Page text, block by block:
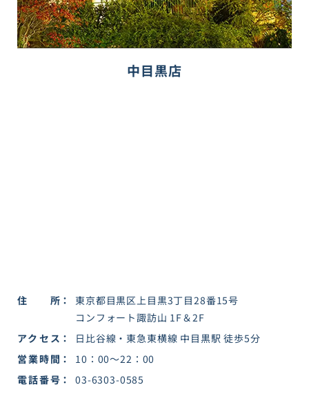
中目黒店
住所
東京都目黒区上目黒3丁目28番15号
コンフォート諏訪山 1F＆2F
アクセス
日比谷線・東急東横線 中目黒駅 徒歩5分
営業時間
10：00～22：00
電話番号
03-6303-0585